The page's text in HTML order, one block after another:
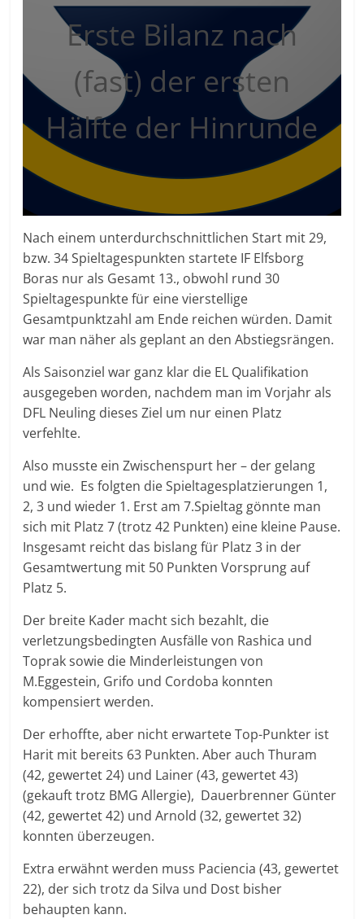
Erste Bilanz nach
(fast) der ersten
Hälfte der Hinrunde
Nach einem unterdurchschnittlichen Start mit 29,
bzw. 34 Spieltagespunkten startete IF Elfsborg
Boras nur als Gesamt 13., obwohl rund 30
Spieltagespunkte für eine vierstellige
Gesamtpunktzahl am Ende reichen würden. Damit
war man näher als geplant an den Abstiegsrängen.
Als Saisonziel war ganz klar die EL Qualifikation
ausgegeben worden, nachdem man im Vorjahr als
DFL Neuling dieses Ziel um nur einen Platz
verfehlte.
Also musste ein Zwischenspurt her – der gelang
und wie. Es folgten die Spieltagesplatzierungen 1,
2, 3 und wieder 1. Erst am 7.Spieltag gönnte man
sich mit Platz 7 (trotz 42 Punkten) eine kleine Pause.
Insgesamt reicht das bislang für Platz 3 in der
Gesamtwertung mit 50 Punkten Vorsprung auf
Platz 5.
Der breite Kader macht sich bezahlt, die
verletzungsbedingten Ausfälle von Rashica und
Toprak sowie die Minderleistungen von
M.Eggestein, Grifo und Cordoba konnten
kompensiert werden.
Der erhoffte, aber nicht erwartete Top-Punkter ist
Harit mit bereits 63 Punkten. Aber auch Thuram
(42, gewertet 24) und Lainer (43, gewertet 43)
(gekauft trotz BMG Allergie), Dauerbrenner Günter
(42, gewertet 42) und Arnold (32, gewertet 32)
konnten überzeugen.
Extra erwähnt werden muss Paciencia (43, gewertet
22), der sich trotz da Silva und Dost bisher
behaupten kann.